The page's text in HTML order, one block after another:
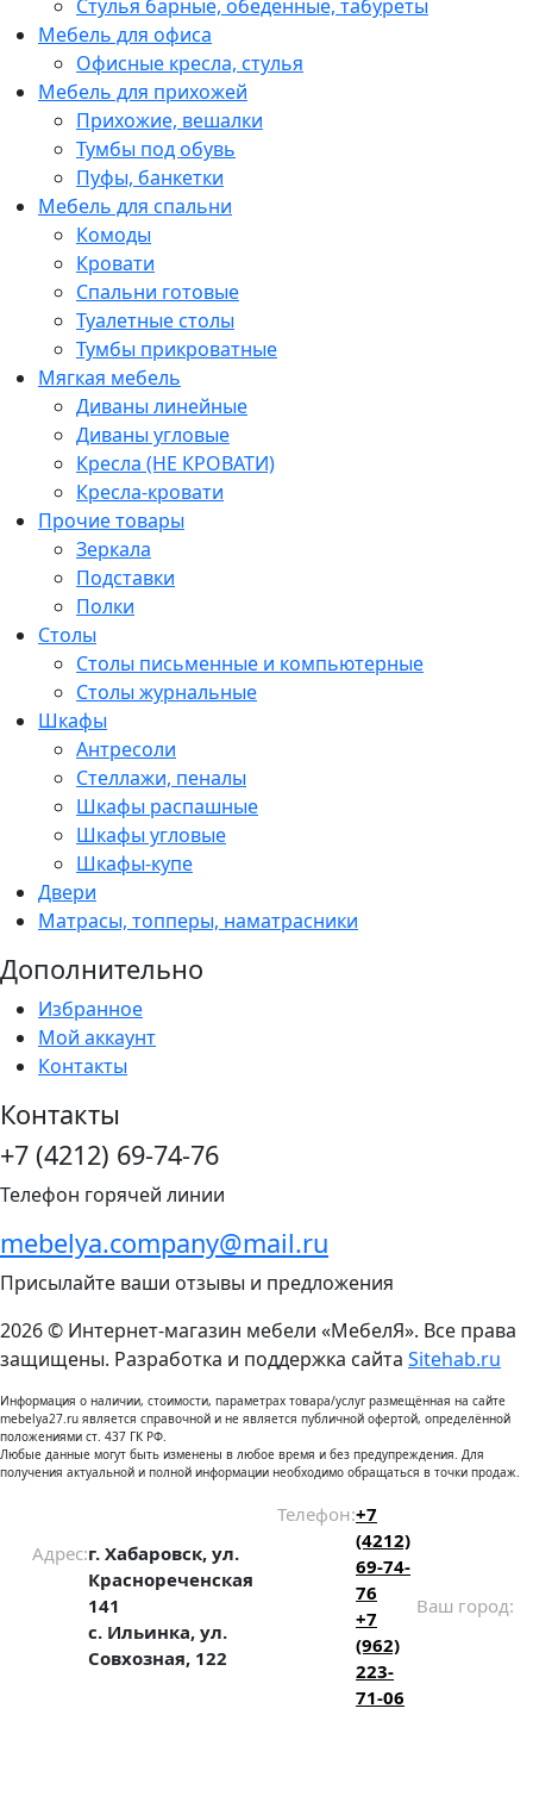
Стулья барные, обеденные, табуреты
Мебель для офиса
Офисные кресла, стулья
Мебель для прихожей
Прихожие, вешалки
Тумбы под обувь
Пуфы, банкетки
Мебель для спальни
Комоды
Кровати
Спальни готовые
Туалетные столы
Тумбы прикроватные
Мягкая мебель
Диваны линейные
Диваны угловые
Кресла (НЕ КРОВАТИ)
Кресла-кровати
Прочие товары
Зеркала
Подставки
Полки
Столы
Столы письменные и компьютерные
Столы журнальные
Шкафы
Антресоли
Стеллажи, пеналы
Шкафы распашные
Шкафы угловые
Шкафы-купе
Двери
Матрасы, топперы, наматрасники
Дополнительно
Избранное
Мой аккаунт
Контакты
Контакты
+7 (4212) 69-74-76
Телефон горячей линии
mebelya.company@mail.ru
Присылайте ваши отзывы и предложения
2026 © Интернет-магазин мебели «МебелЯ». Все права
защищены. Разработка и поддержка сайта Sitehab.ru
Информация о наличии, стоимости, параметрах товара/услуг размещённая на сайте
mebelya27.ru является справочной и не является публичной офертой, определённой
положениями ст. 437 ГК РФ.
Любые данные могут быть изменены в любое время и без предупреждения. Для
получения актуальной и полной информации необходимо обращаться в точки продаж.
Адрес:г. Хабаровск, ул.
Краснореченская
141
с. Ильинка, ул.
Совхозная, 122
Телефон:+7
(4212)
69-74-
76
+7
(962)
223-
71-06
Ваш город: